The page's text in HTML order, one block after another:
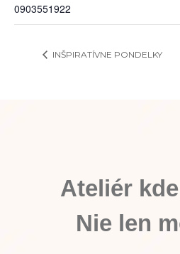
0903551922
INŠPIRATÍVNE PONDELKY
Ateliér
Nie len